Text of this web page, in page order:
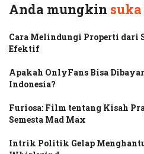
Anda mungkin
Cara Melindungi Properti dari
Efektif
Apakah OnlyFans Bisa
Indonesia?
Furiosa: Film tentang Kisah
Semesta Mad Max
Intrik Politik Gelap